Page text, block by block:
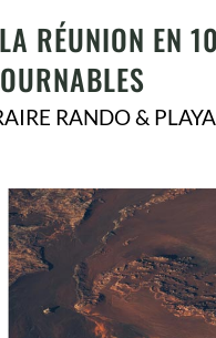
RÉUNION EN
RANDO & PLAYA